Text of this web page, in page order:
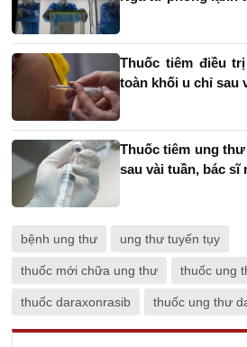
Thuốc tiêm điều
toàn khối u chỉ sau
Thuốc tiêm ung
sau vài tuần, bác sĩ
bệnh ung thư ung thư tuyến tụy
thuốc mới chữa ung thư thuốc ung
thuốc daraxonrasib thuốc ung thư